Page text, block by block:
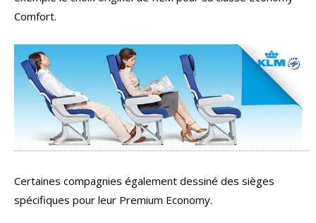
Comfort.
Certaines compagnies également dessiné des sièges
spécifiques pour leur Premium Economy.